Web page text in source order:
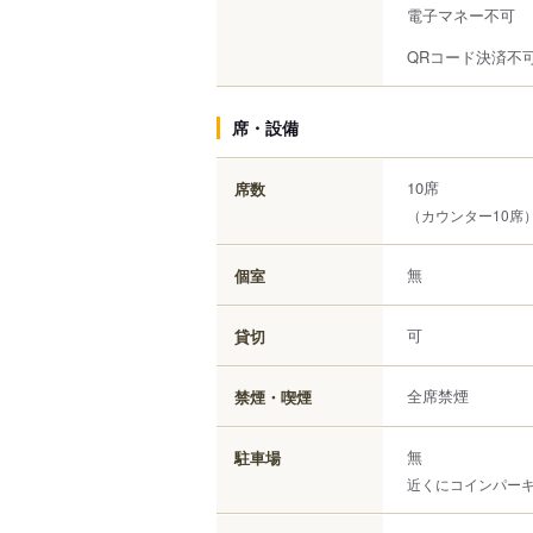
電子マネー不可
QRコード決済不
席・設備
席数 10席
（カウンター10席）
個室 無
貸切 可
禁煙・喫煙 全席禁煙
駐車場 無
近くにコインパー